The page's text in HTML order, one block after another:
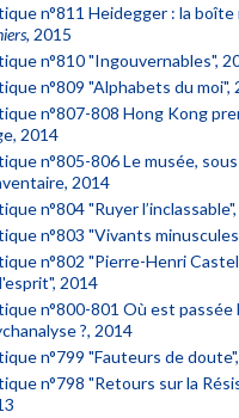
n°811 Heidegger : la boîte
, 2015
n°810 "Ingouvernables",
n°809 "Alphabets du moi",
n°807-808 Hong Kong
2014
n°805-806 Le musée,
2014
n°804 "Ruyer
n°803 "Vivants
n°802 "Pierre-Henri
2014
n°800-801 Où est passée
?, 2014
n°799 "Fauteurs de
n°798 "Retours sur la